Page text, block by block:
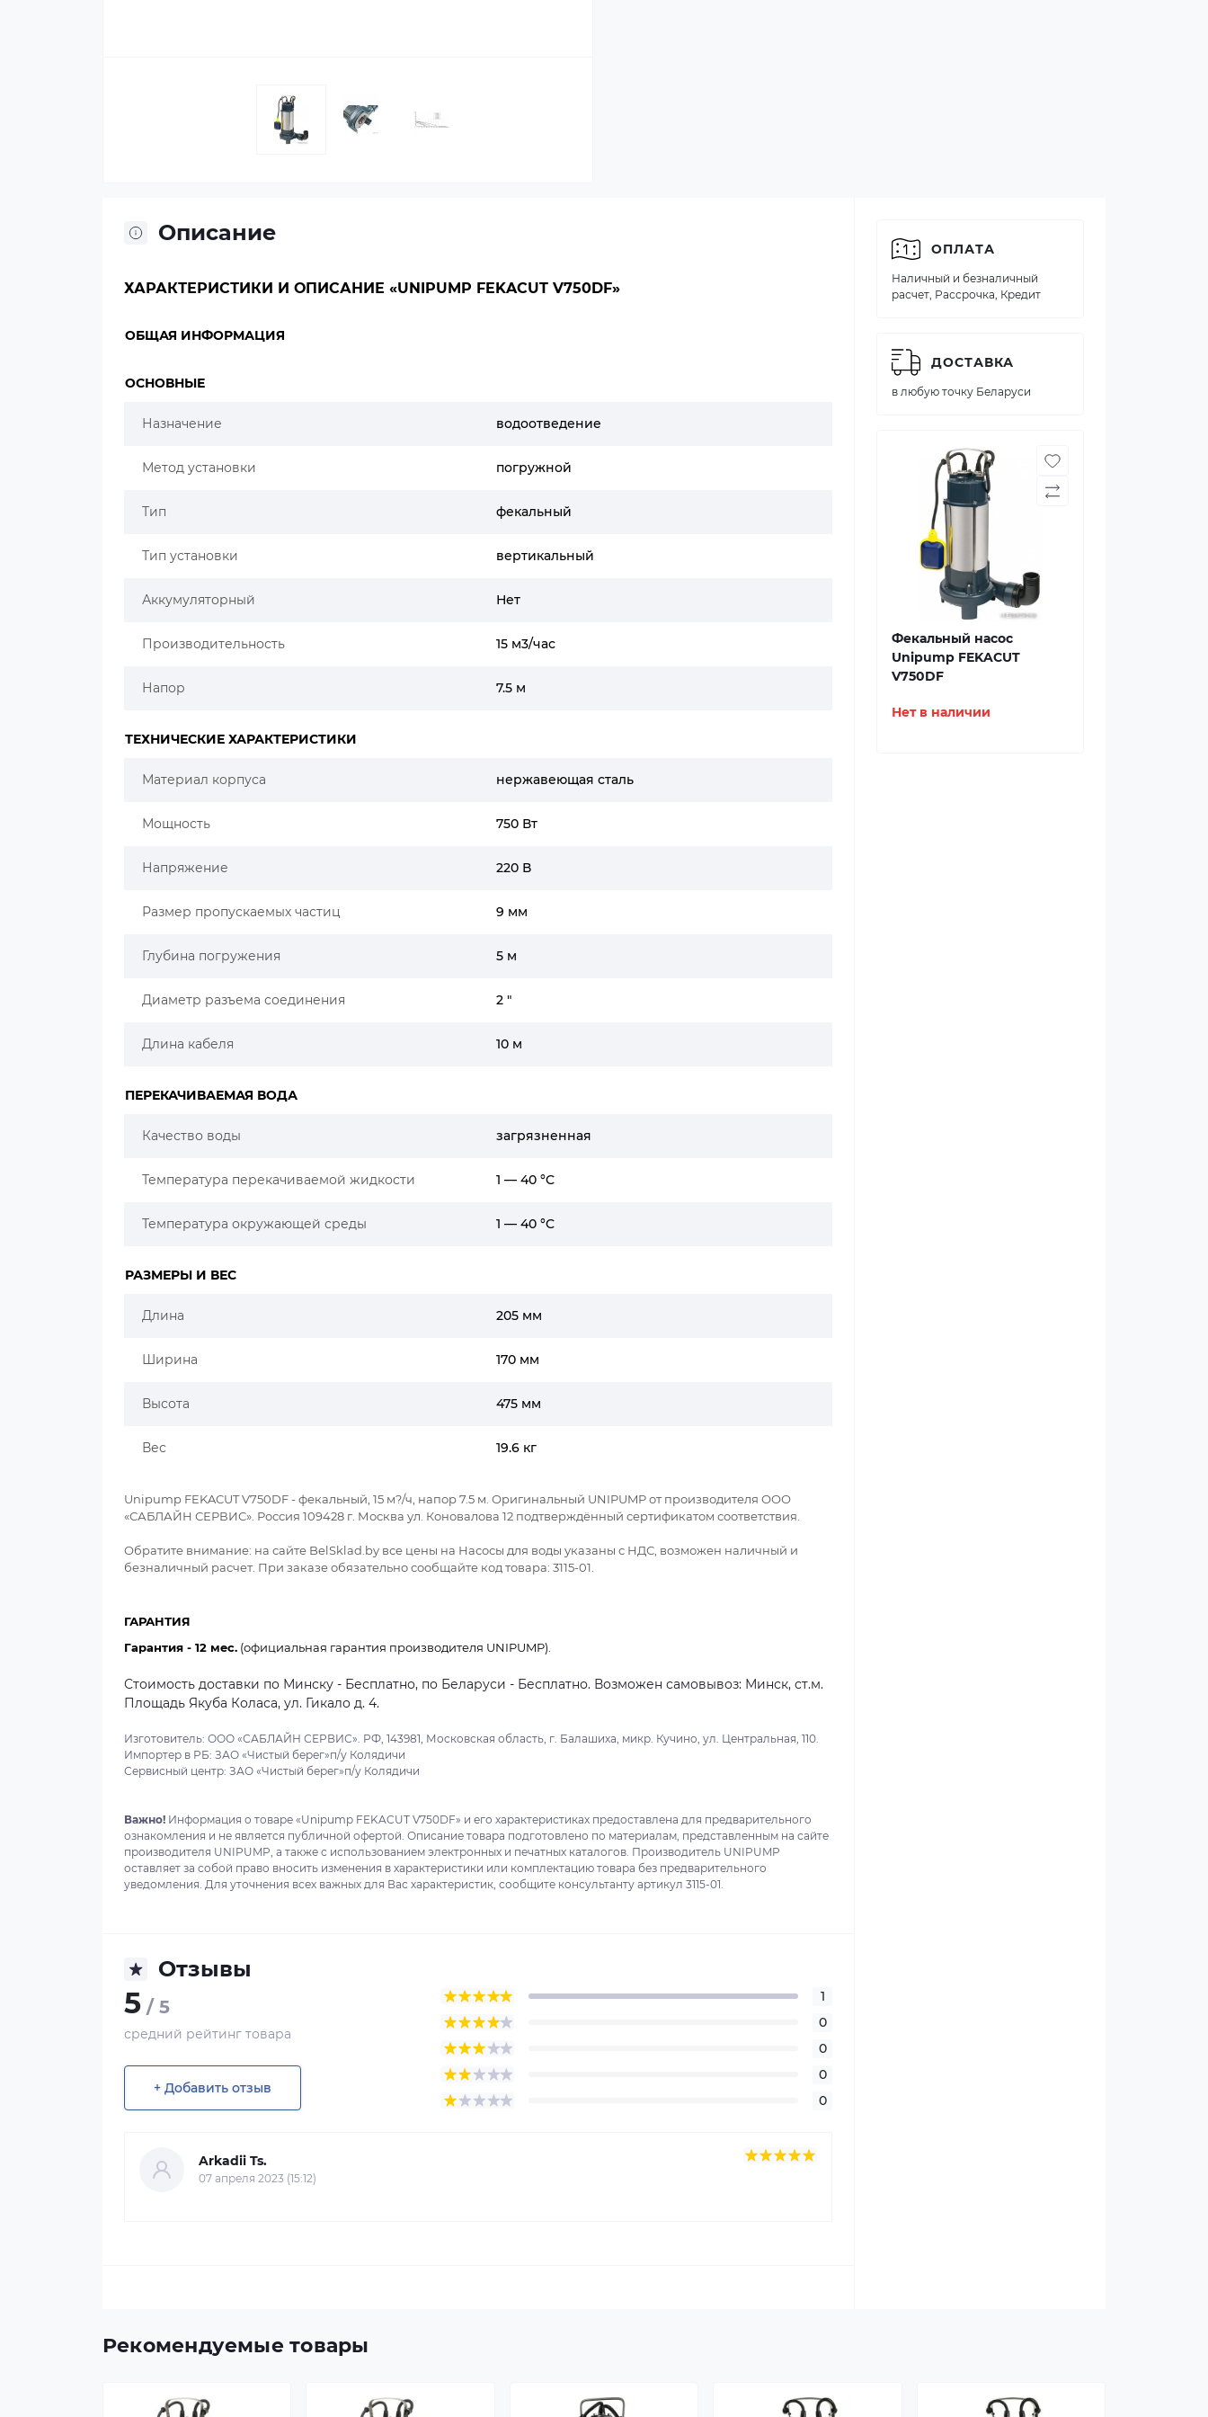
Описание
ХАРАКТЕРИСТИКИ И ОПИСАНИЕ «UNIPUMP FEKACUT V750DF»
ОБЩАЯ ИНФОРМАЦИЯ
ОСНОВНЫЕ
Назначение водоотведение
Метод установки погружной
Тип фекальный
Тип установки вертикальный
Аккумуляторный Нет
Производительность 15 м3/час
Напор 7.5 м
ТЕХНИЧЕСКИЕ ХАРАКТЕРИСТИКИ
Материал корпуса нержавеющая сталь
Мощность 750 Вт
Напряжение 220 В
Размер пропускаемых частиц 9 мм
Глубина погружения 5 м
Диаметр разъема соединения 2 "
Длина кабеля 10 м
ПЕРЕКАЧИВАЕМАЯ ВОДА
Качество воды загрязненная
Температура перекачиваемой жидкости 1 — 40 °C
Температура окружающей среды 1 — 40 °C
РАЗМЕРЫ И ВЕС
Длина 205 мм
Ширина 170 мм
Высота 475 мм
Вес 19.6 кг
Unipump FEKACUT V750DF - фекальный, 15 м?/ч, напор 7.5 м. Оригинальный UNIPUMP от производителя ООО
«САБЛАЙН СЕРВИС». Россия 109428 г. Москва ул. Коновалова 12 подтверждённый сертификатом соответствия.
Обратите внимание: на сайте BelSklad.by все цены на Насосы для воды указаны с НДС, возможен наличный и
безналичный расчет. При заказе обязательно сообщайте код товара: 3115-01.
ГАРАНТИЯ
Гарантия - 12 мес. (официальная гарантия производителя UNIPUMP).
Стоимость доставки по Минску - Бесплатно, по Беларуси - Бесплатно. Возможен самовывоз: Минск, ст.м.
Площадь Якуба Коласа, ул. Гикало д. 4.
Изготовитель: ООО «САБЛАЙН СЕРВИС». РФ, 143981, Московская область, г. Балашиха, микр. Кучино, ул. Центральная, 110.
Импортер в РБ: ЗАО «Чистый берег»п/у Колядичи
Сервисный центр: ЗАО «Чистый берег»п/у Колядичи
Важно! Информация о товаре «Unipump FEKACUT V750DF» и его характеристиках предоставлена для предварительного
ознакомления и не является публичной офертой. Описание товара подготовлено по материалам, представленным на сайте
производителя UNIPUMP, а также с использованием электронных и печатных каталогов. Производитель UNIPUMP
оставляет за собой право вносить изменения в характеристики или комплектацию товара без предварительного
уведомления. Для уточнения всех важных для Вас характеристик, сообщите консультанту артикул 3115-01.
Отзывы
5 / 5
средний рейтинг товара
+ Добавить отзыв
1
0
0
0
0
Arkadii Ts.
07 апреля 2023 (15:12)
ОПЛАТА
Наличный и безналичный
расчет, Рассрочка, Кредит
ДОСТАВКА
в любую точку Беларуси
Фекальный насос
Unipump FEKACUT
V750DF
Нет в наличии
Рекомендуемые товары